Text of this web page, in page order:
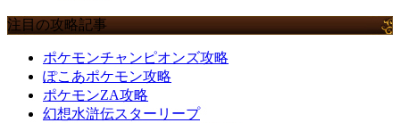
注目の攻略記事
ポケモンチャンピオンズ攻略
ぽこあポケモン攻略
ポケモンZA攻略
幻想水滸伝スターリープ